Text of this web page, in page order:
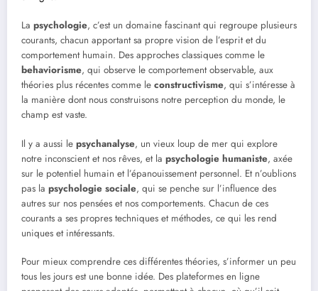
La psychologie, c’est un domaine fascinant qui regroupe plusieurs
courants, chacun apportant sa propre vision de l’esprit et du
comportement humain. Des approches classiques comme le
behaviorisme, qui observe le comportement observable, aux
théories plus récentes comme le constructivisme, qui s’intéresse à
la manière dont nous construisons notre perception du monde, le
champ est vaste.
Il y a aussi le psychanalyse, un vieux loup de mer qui explore
notre inconscient et nos rêves, et la psychologie humaniste, axée
sur le potentiel humain et l’épanouissement personnel. Et n’oublions
pas la psychologie sociale, qui se penche sur l’influence des
autres sur nos pensées et nos comportements. Chacun de ces
courants a ses propres techniques et méthodes, ce qui les rend
uniques et intéressants.
Pour mieux comprendre ces différentes théories, s’informer un peu
tous les jours est une bonne idée. Des plateformes en ligne